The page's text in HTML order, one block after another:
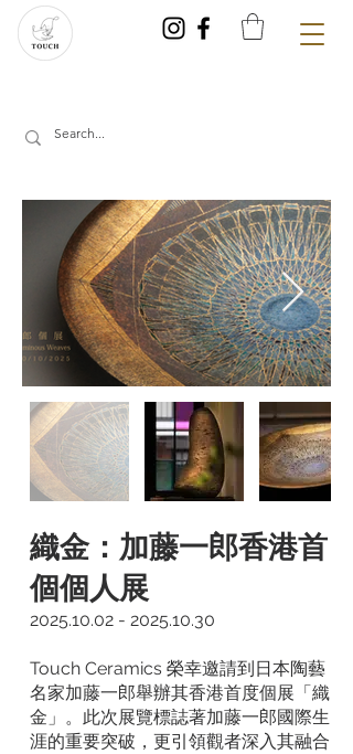
織金：加藤一郎香港首
個個人展
2025.10.02 - 2025.10.30
Touch Ceramics 榮幸邀請到日本陶藝
名家加藤一郎舉辦其香港首度個展「織
金」。此次展覽標誌著加藤一郎國際生
涯的重要突破，更引領觀者深入其融合